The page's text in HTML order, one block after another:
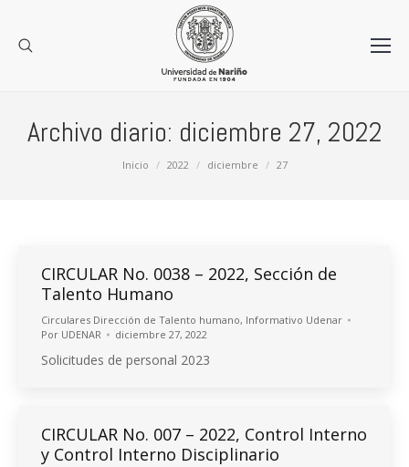
Archivo diario: diciembre 27, 2022
Inicio 2022 diciembre 27
CIRCULAR No. 0038 – 2022, Sección de
Talento Humano
Circulares Dirección de Talento humano, Informativo Udenar
Por UDENAR diciembre 27, 2022
Solicitudes de personal 2023
CIRCULAR No. 007 – 2022, Control Interno
y Control Interno Disciplinario